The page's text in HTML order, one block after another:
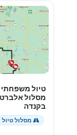
מסלול
בקנדה
מסלול טיול